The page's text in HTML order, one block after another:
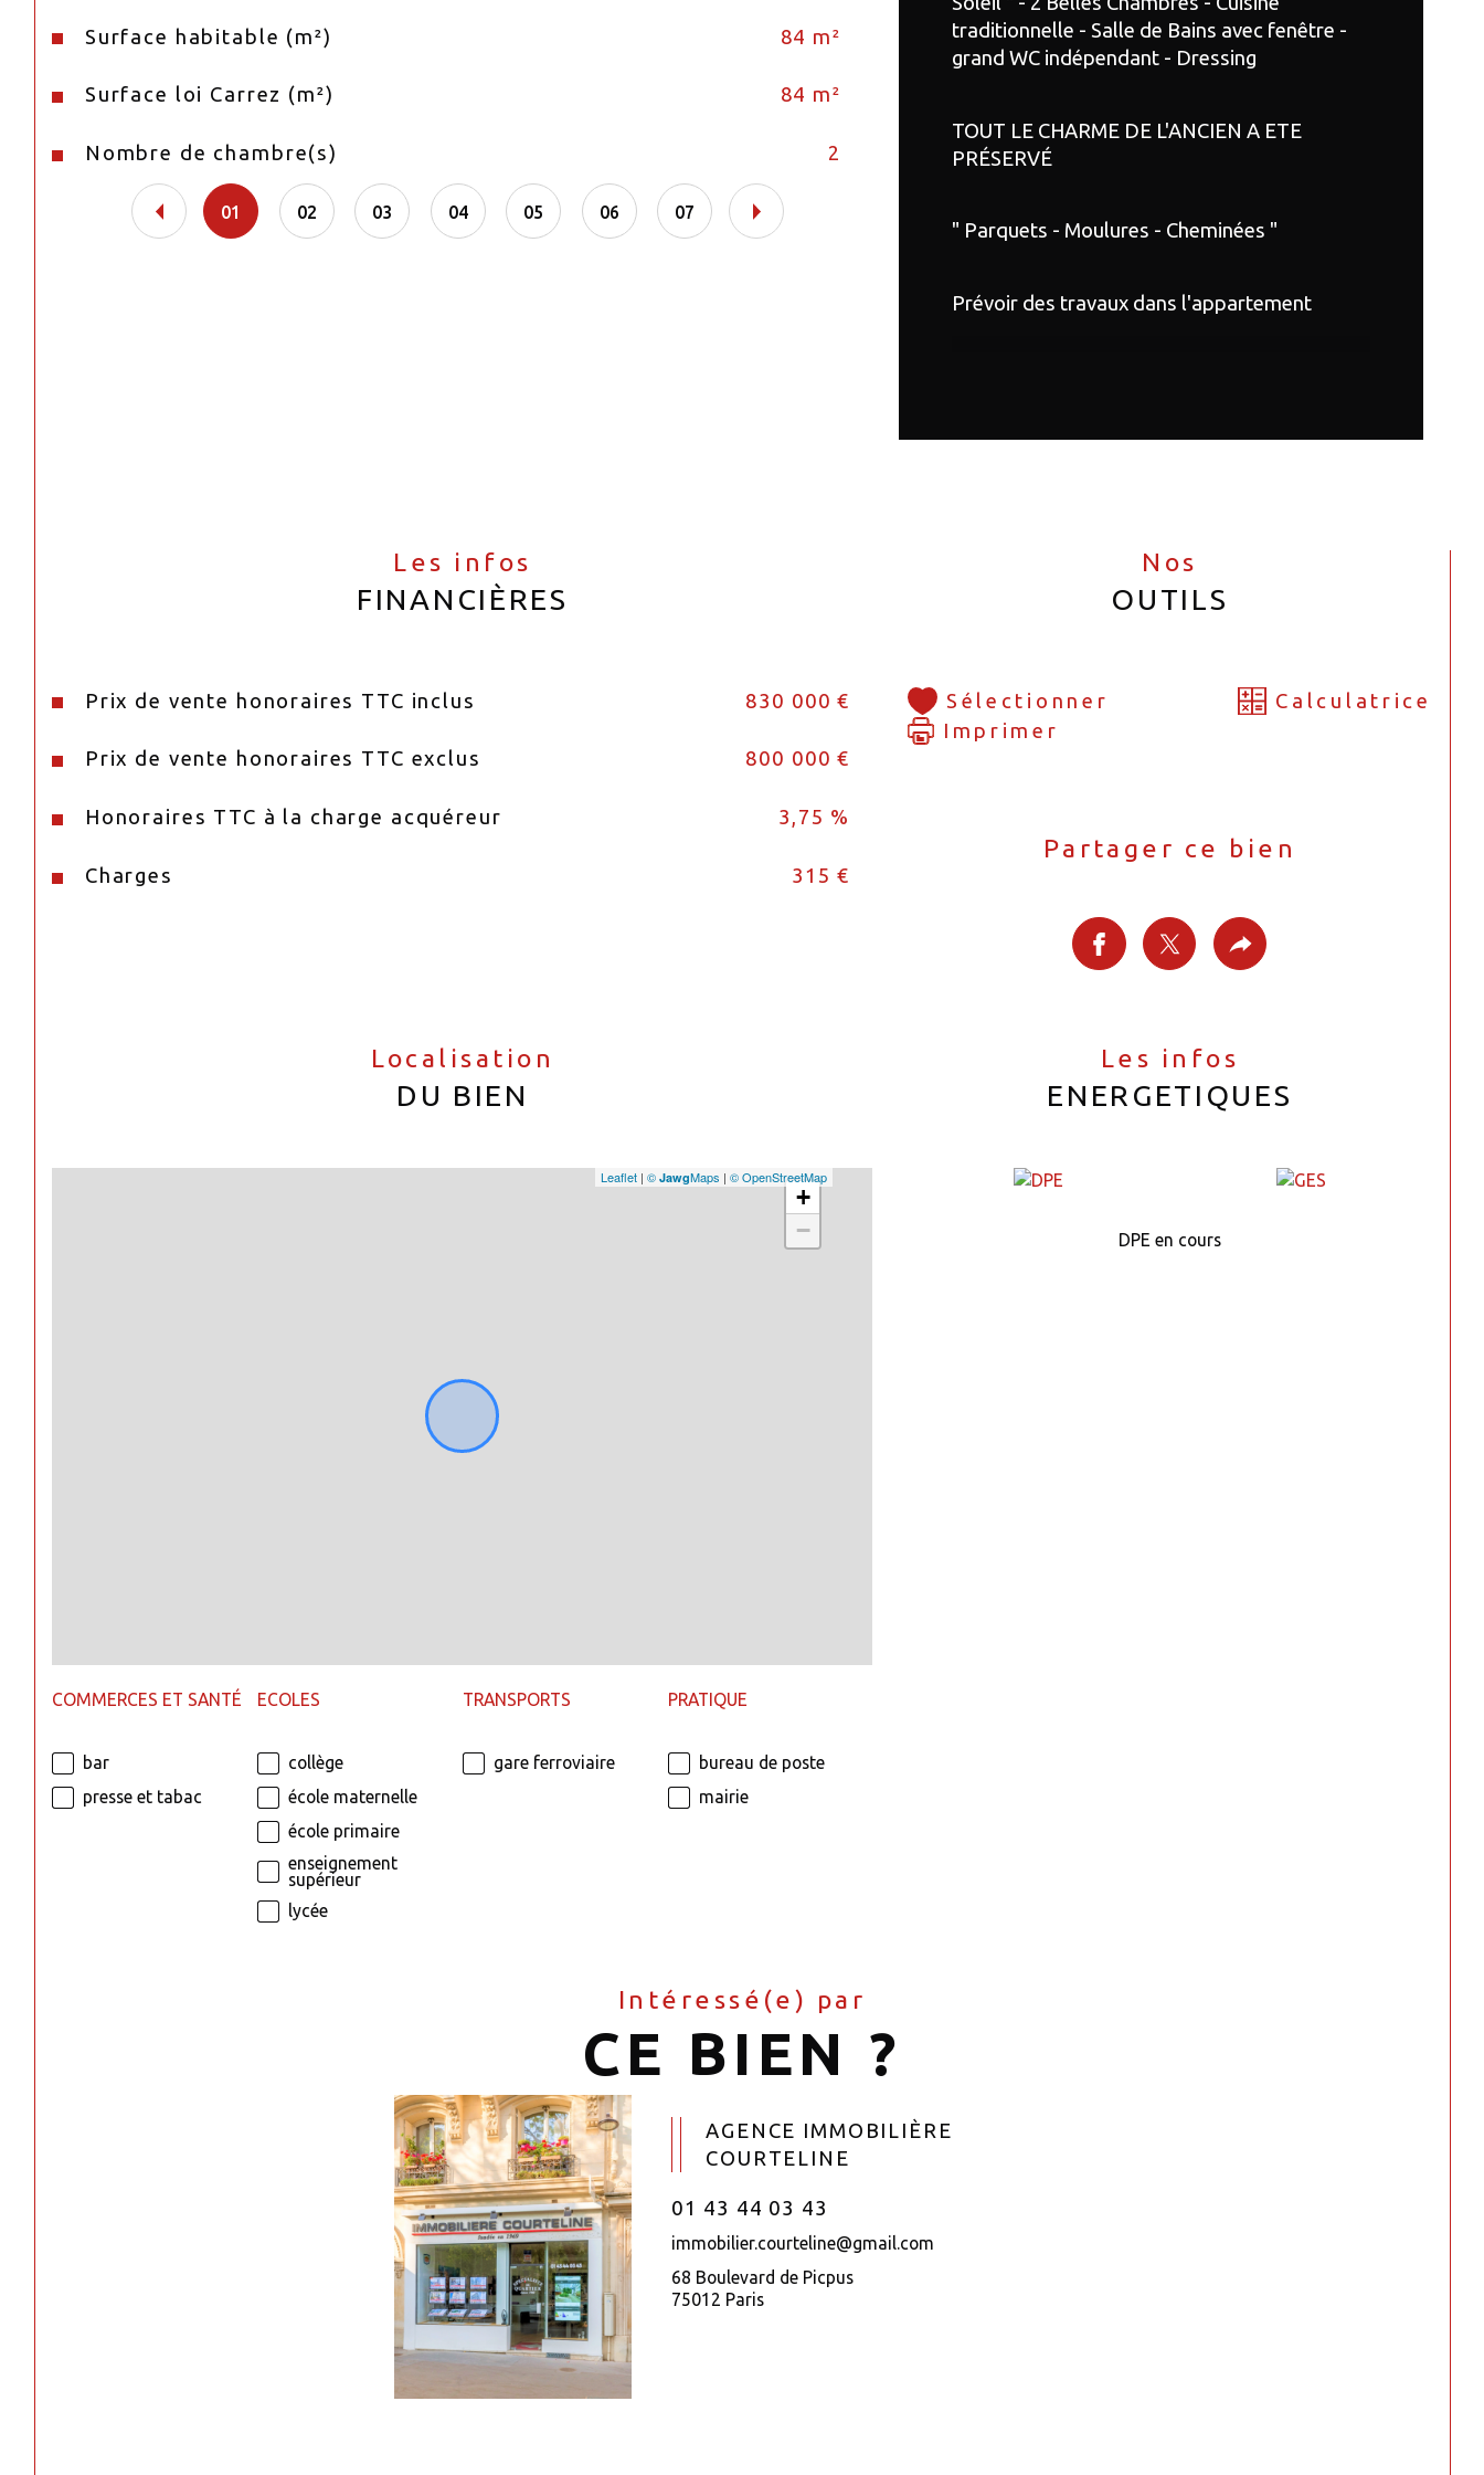
Surface habitable (m²) 84 m²
Surface loi Carrez (m²) 84 m²
Nombre de chambre(s) 2
Etage
Vue
01 02 03 04 05 06 07
traditionnelle - Salle de Bains avec fenêtre -
grand WC indépendant - Dressing
TOUT LE CHARME DE L'ANCIEN A ETE
PRÉSERVÉ
" Parquets - Moulures - Cheminées "
Prévoir des travaux dans l'appartement
Les infos
FINANCIÈRES
Prix de vente honoraires TTC inclus 830 000 €
Prix de vente honoraires TTC exclus 800 000 €
Honoraires TTC à la charge acquéreur 3,75 %
Charges 315 €
Nos
OUTILS
Sélectionner
Calculatrice
Imprimer
Partager ce bien
Localisation
DU BIEN
+
−
Leaflet |©JawgMaps |© OpenStreetMap
COMMERCES ET SANTÉ
bar
presse et tabac
ECOLES
collège
école maternelle
école primaire
enseignement
supérieur
lycée
TRANSPORTS
gare ferroviaire
PRATIQUE
bureau de poste
mairie
Les infos
ENERGETIQUES
DPE en cours
Intéressé(e) par
CE BIEN ?
AGENCE IMMOBILIÈRE
COURTELINE
01 43 44 03 43
immobilier.courteline@gmail.com
68 Boulevard de Picpus
75012 Paris